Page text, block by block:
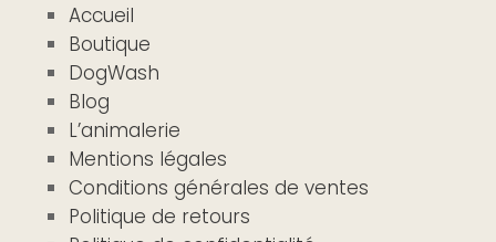
Accueil
Boutique
DogWash
Blog
L’animalerie
Mentions légales
Conditions générales de ventes
Politique de retours